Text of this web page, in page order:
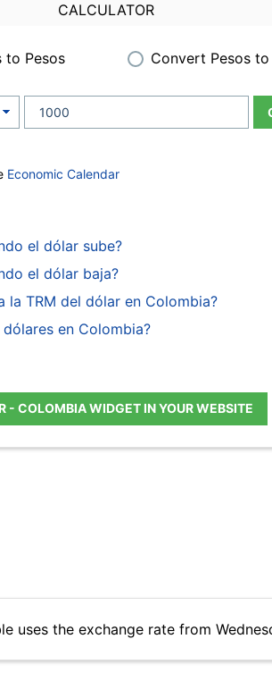
CALCULATOR
to Pesos Convert Pesos
Economic Calendar
el dólar sube?
el dólar baja?
la TRM del dólar en Colombia?
en Colombia?
- COLOMBIA WIDGET IN YOUR WEBSITE
uses the exchange rate from